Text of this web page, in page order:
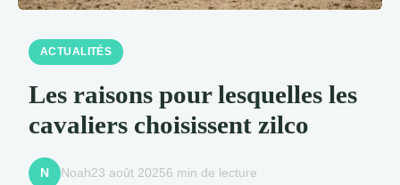
ACTUALITÉS
Les raisons pour lesquelles les
cavaliers choisissent zilco
N Noah23 août 20256 min de lecture